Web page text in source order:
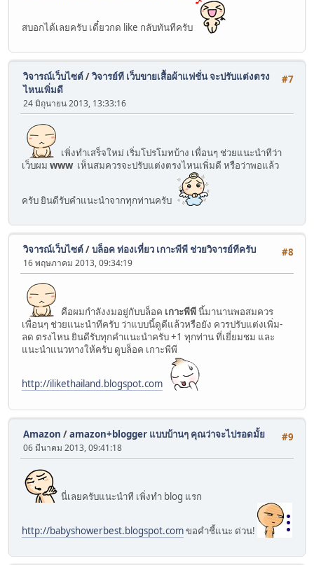
สบอกได้เลยครับ เดี๋ยวกด like กลับทันทีครับ
#7
วิจารณ์เว็บไซต์/วิจารย์ที เว็บขายเสื้อผ้าแฟชั่น จะปรับแต่งตรง
ไหนเพิ่มดี
24 มิถุนายน 2013, 13:33:16
เพิ่งทำเสร็จใหม่ เริ่มโปรโมทบ้าง เพื่อนๆ ช่วยแนะนำทีว่า
เว็บผม wwwเห็นสมควรจะปรับแต่งตรงไหนเพิ่มดี หรือว่าพอแล้ว
ครับ ยินดีรับคำแนะนำจากทุกท่านครับ
#8
วิจารณ์เว็บไซต์/บล็อค ท่องเที่ยว เกาะพีพี ช่วยวิจารย์ทีครับ
16 พฤษภาคม 2013, 09:34:19
คือผมกำลังงมอยู่กับบล็อค เกาะพีพี นี้มานานพอสมควร
เพื่อนๆ ช่วยแนะนำทีครับ ว่าแบบนี้ดูดีแล้วหรือยัง ควรปรับแต่งเพิ่ม-
ลด ตรงไหน ยินดีรับทุกคำแนะนำครับ +1 ทุกท่าน ที่เยี่ยมชม และ
แนะนำแนวทางให้ครับ ดูบล็อค เกาะพีพี
http://ilikethailand.blogspot.com
#9
Amazon /amazon+blogger แบบบ้านๆ คุณว่าจะไปรอดมั้ย
06 มีนาคม 2013, 09:41:18
นี่เลยครับแนะนำที เพิ่งทำ blog แรก
http://babyshowerbest.blogspot.comขอคำชี้แนะ ด่วน!